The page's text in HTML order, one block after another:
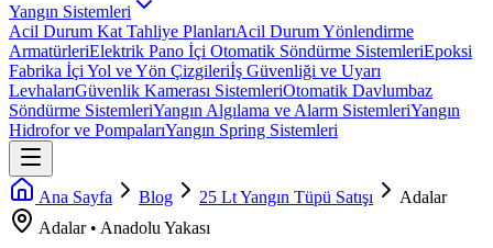
Yangın Sistemleri
Acil Durum Kat Tahliye PlanlarıAcil Durum Yönlendirme
ArmatürleriElektrik Pano İçi Otomatik Söndürme SistemleriEpoksi
Fabrika İçi Yol ve Yön Çizgileriİş Güvenliği ve Uyarı
LevhalarıGüvenlik Kamerası SistemleriOtomatik Davlumbaz
Söndürme SistemleriYangın Algılama ve Alarm SistemleriYangın
Hidrofor ve PompalarıYangın Spring Sistemleri
Ana Sayfa Blog 25 Lt Yangın Tüpü Satışı
Adalar
Adalar• Anadolu Yakası